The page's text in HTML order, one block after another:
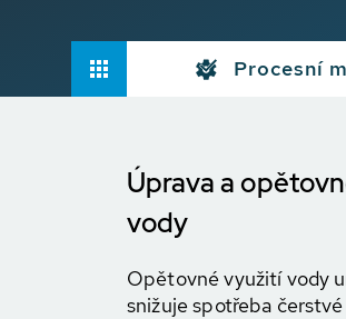
Procesní
Úprava a
vody
Opětovné využití vody
snižuje spotřeba